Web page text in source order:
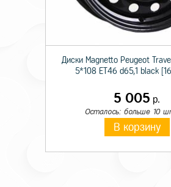
Диски Magnetto Peugeot
5*108 ET46 d65,1 black
5 005 р.
Осталось: больше 10
В корзину